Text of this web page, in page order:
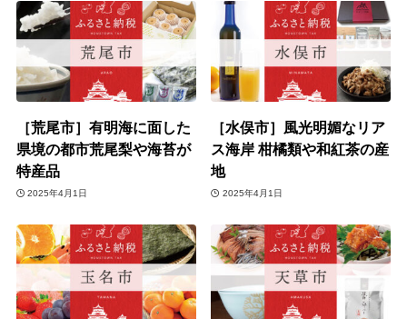
［荒尾市］有明海に面した
県境の都市荒尾梨や海苔が
特産品
2025年4月1日
［水俣市］風光明媚なリア
ス海岸 柑橘類や和紅茶の産
地
2025年4月1日